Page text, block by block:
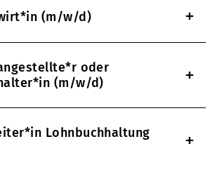
(m/w/d) +
oder
(m/w/d)
+
Lohnbuchhaltung
+